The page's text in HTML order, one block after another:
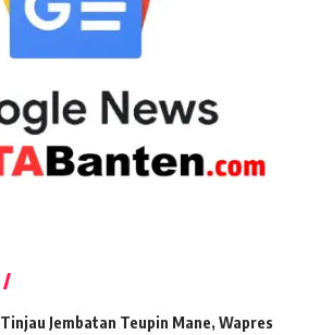
Tinjau Jembatan Teupin Mane, Wapres